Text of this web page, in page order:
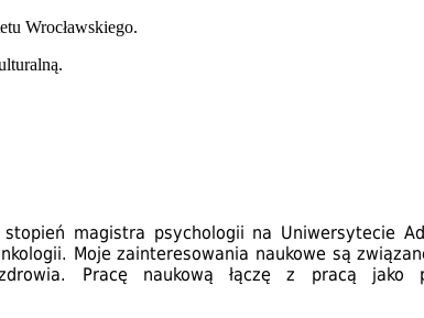
Wrocławskiego.
magistra psychologii na Uniwersytecie
Moje zainteresowania naukowe są
Pracę naukową łączę z pracą jako